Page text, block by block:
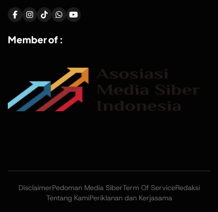
Member of :
DisclaimerPedoman Media SiberTerm Of ServiceRedaksi
Tentang KamiPeriklanan dan Kerjasama